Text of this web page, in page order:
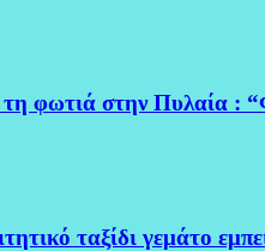
φωτιά στην Πυλαία :
ταξίδι γεμάτο